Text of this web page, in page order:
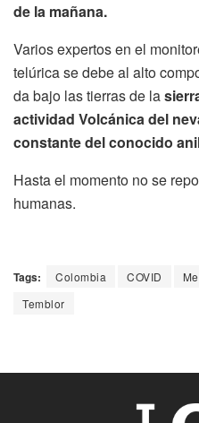
de la mañana.
Varios expertos en el
telúrica se debe al alto
da bajo las tierras de la
actividad Volcánica del
constante del conocido
Hasta el momento no se
humanas.
Tags: Colombia COVID
Temblor